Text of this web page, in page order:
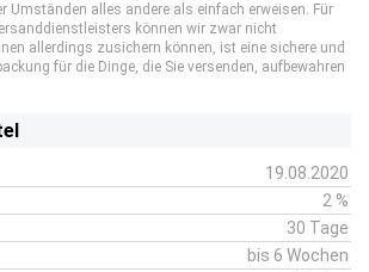
Umständen alles andere als einfach erweisen. Für
können wir zwar nicht
allerdings zusichern können, ist eine sichere und
für die Dinge, die Sie versenden, aufbewahren
19.08.2020
2 %
30 Tage
bis 6 Wochen